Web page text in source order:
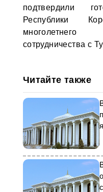
подтвердили
Республики
сотрудничества с
Читайте также